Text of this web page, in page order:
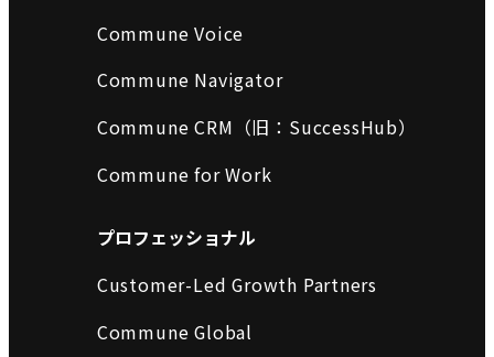
Commune Voice
Commune Navigator
Commune CRM（旧：SuccessHub）
Commune for Work
プロフェッショナル
Customer-Led Growth Partners
Commune Global